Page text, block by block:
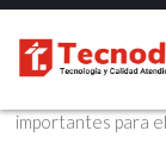
Contáctenos
Envíenos sus
importantes para